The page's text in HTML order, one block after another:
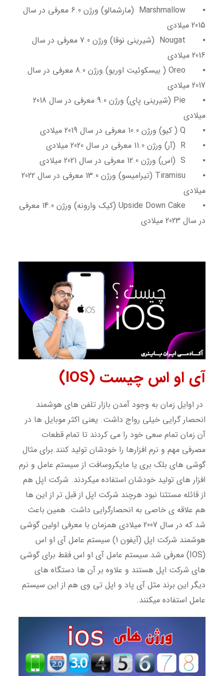
⦁
Marshmallow (مارشمالو) ورژن 6.0 معرفی در سال
2015 میلادی
⦁
Nougat (شیرینی نوقا) ورژن 7.0 معرفی در سال
2016 میلادی
⦁
Oreo ( بیسکوئیت اوریو) ورژن 8.0 معرفی در سال
2017 میلادی
⦁
Pie (شیرینی پای) ورژن 9.0 معرفی در سال 2018
میلادی
⦁
Q ( کیو) ورژن 10.0 معرفی در سال 2019 میلادی
⦁
R (آر) ورژن 11.0 معرفی در سال 2020 میلادی
⦁
S (اس) ورژن 12.0 معرفی در سال 2021 میلادی
⦁
Tiramisu (تیرامیسو) ورژن 13.0 معرفی در سال 2022
میلادی
⦁
Upside Down Cake (کیک وارونه) ورژن 14.0 معرفی
در سال 2023 میلادی
آی او اس چیست (IOS)
در اوایل زمان به وجود آمدن بازار تلفن های هوشمند
انحصار گرایی خیلی رواج داشت. یعنی اکثر موبایل ها در
آن زمان تمام سعی خود را می کردند تا تمام قطعات
مصرفی مهم و نرم افزارها را خودشان تولید کنند.برای مثال
گوشی های بلک بری یا مایکروسافت از سیستم عامل و نرم
افزار های تولید خودشان استفاده میکردند. شرکت اپل هم
از قائله مستثنا نبود هرچند شرکت اپل از قبل تر از این ها
هم علاقه ی خاصی به انحصارگرایی داشت. همین باعث
شد که در سال 2007 میلادی همزمان با معرفی اولین گوشی
هوشمند شرکت اپل (آیفون 1) سیستم عامل آی او اس
(IOS) معرفی شد.سیستم عامل آی او اس فقط برای گوشی
های شرکت اپل هستند و علاوه بر آن ها دستگاه های
دیگر این برند مثل آی پاد و اپل تی وی هم از این سیستم
عامل استفاده میکنند.